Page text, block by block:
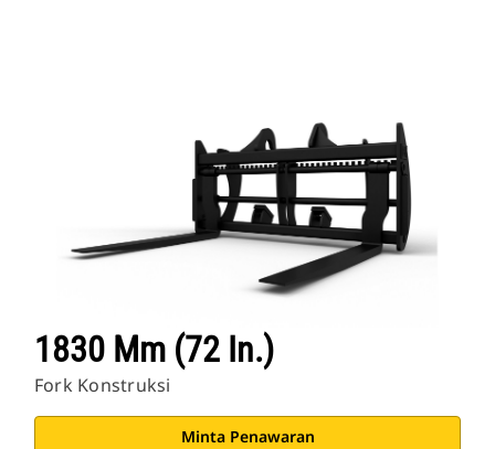
1830 Mm (72 In.)
Fork Konstruksi
Minta Penawaran